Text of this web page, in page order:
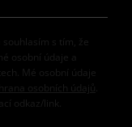
s tím, že
osobní údaje a
Mé osobní údaje
osobních údajů
odkaz/link.